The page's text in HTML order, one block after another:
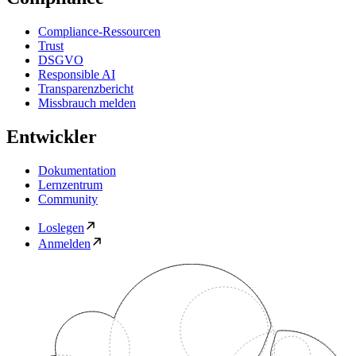
Compliance-Ressourcen
Trust
DSGVO
Responsible AI
Transparenzbericht
Missbrauch melden
Entwickler
Dokumentation
Lernzentrum
Community
Loslegen
Anmelden